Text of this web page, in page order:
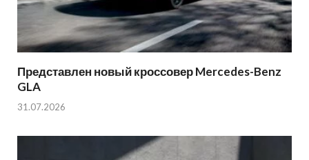
Представлен новый кроссовер Mercedes-Benz
GLA
31.07.2026